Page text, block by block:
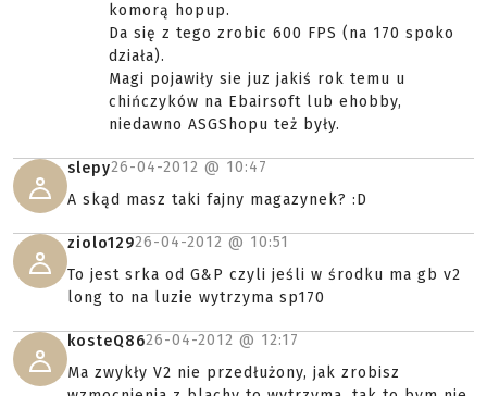
komorą hopup.
Da się z tego zrobic 600 FPS (na 170 spoko
działa).
Magi pojawiły sie juz jakiś rok temu u
chińczyków na Ebairsoft lub ehobby,
niedawno ASGShopu też były.
slepy26-04-2012 @ 10:47
A skąd masz taki fajny magazynek? :D
ziolo12926-04-2012 @ 10:51
To jest srka od G&P czyli jeśli w środku ma gb v2
long to na luzie wytrzyma sp170
kosteQ8626-04-2012 @ 12:17
Ma zwykły V2 nie przedłużony, jak zrobisz